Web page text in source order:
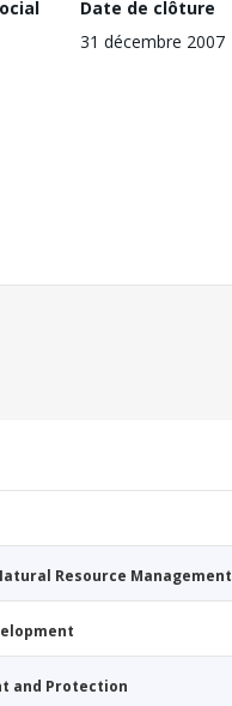
Date de clôture
31 décembre 2007
Resource Management
and Protection